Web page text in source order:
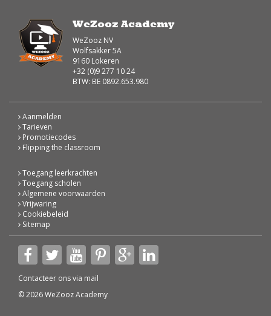
WeZooz Academy
WeZooz NV
Wolfsakker 5A
9160 Lokeren
+32 (0)9 277 10 24
BTW: BE 0892.653.980
Aanmelden
Tarieven
Promotiecodes
Flipping the classroom
Toegang leerkrachten
Toegang scholen
Algemene voorwaarden
Vrijwaring
Cookiebeleid
Sitemap
Contacteer ons via mail
© 2026 WeZooz Academy